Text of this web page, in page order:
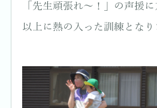
「先生頑張れ～！」の声援
以上に熱の入った訓練となり